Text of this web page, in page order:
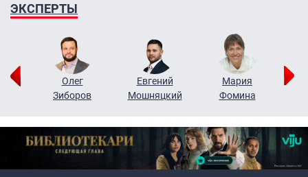
ЭКСПЕРТЫ
Олег
Зиборов
Евгений
Мошняцкий
Мария
Фомина